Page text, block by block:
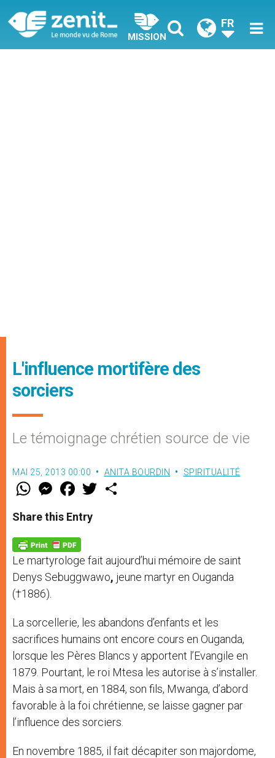
MISSION
FR
L'influence mortifère des
sorciers
Le témoignage chrétien source de vie
MAI 25, 2013 00:00 ANITA BOURDIN SPIRITUALITÉ
W
t
s
p
p
M
e
s
e
g
e
r
F
a
e
b
o
k
w
Share this Entry
Le martyrologe fait aujourd’hui mémoire de saint
Denys Sebuggwawo, jeune martyr en Ouganda
(†1886).
La sorcellerie, les abandons d’enfants et les
sacrifices humains ont encore cours en Ouganda,
lorsque les Pères Blancs y apportent l’Evangile en
1879. Pourtant, le roi Mtesa les autorise à s’installer.
Mais à sa mort, en 1884, son fils, Mwanga, d’abord
favorable à la foi chrétienne, se laisse gagner par
l’influence des sorciers.
En novembre 1885, il fait décapiter son majordome,